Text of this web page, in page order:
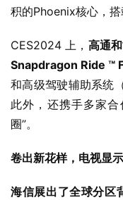
积的Phoenix核心，
CES2024 上， 高通
Snapdragon Ride ™
和高级驾驶辅助系统
此外，还携手多家
圈”。
卷出新花样，电视显
海信展出了全球分区